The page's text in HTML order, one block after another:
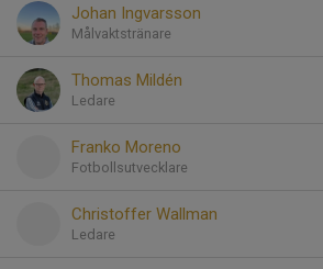
Johan Ingvarsson
Målvaktstränare
Thomas Mildén
Ledare
Franko Moreno
Fotbollsutvecklare
Christoffer Wallman
Ledare